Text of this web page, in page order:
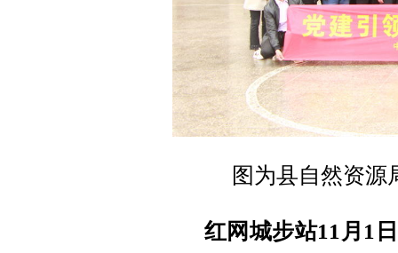
图为县自然资源
红网城步站11月1